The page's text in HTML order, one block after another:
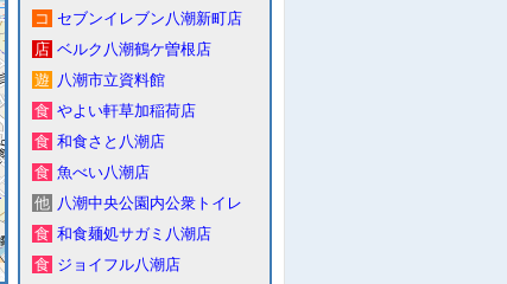
コ セブンイレブン八潮新町店
店 ベルク八潮鶴ケ曽根店
遊 八潮市立資料館
食 やよい軒草加稲荷店
食 和食さと八潮店
食 魚べい八潮店
他 八潮中央公園内公衆トイレ
食 和食麺処サガミ八潮店
食 ジョイフル八潮店